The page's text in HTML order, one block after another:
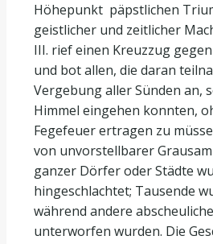
Höhepunkt päpstlichen
geistlicher und zeitlicher
III. rief einen Kreuzzug
und bot allen, die daran
Vergebung aller Sünden an,
Himmel eingehen konnten,
Fegefeuer ertragen zu
von unvorstellbarer
ganzer Dörfer oder Städte
hingeschlachtet; Tausende
während andere
unterworfen wurden. Die